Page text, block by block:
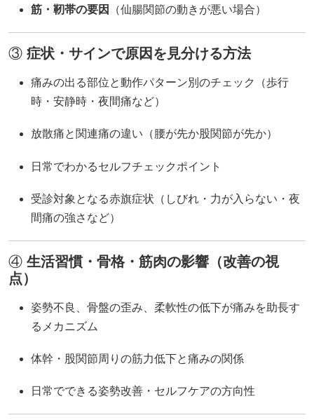
筋・靭帯の要因 （仙腸関節の動きが悪い場合）
③ 症状・サインで原因を見分ける方法
痛みの出る部位と動作パターン別のチェック（歩行
時・安静時・夜間痛など）
放散痛と関連痛の違い（腰が先か股関節が先か）
日常でわかるセルフチェックポイント
受診対象となる赤旗症状（しびれ・力が入らない・夜
間痛の強さなど）
④ 生活習慣・骨格・筋肉の影響（改善の視
点）
姿勢不良、骨盤の歪み、柔軟性の低下が痛みを助長す
るメカニズム
体幹・股関節周りの筋力低下と痛みの関係
日常でできる姿勢改善・セルフケアの方向性